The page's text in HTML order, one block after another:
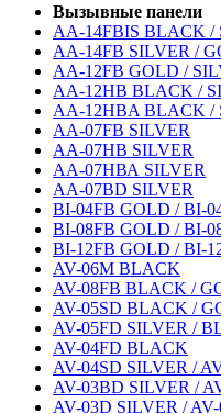
Вызывные панели
AA-14FBIS BLACK /
AA-14FB SILVER /
AA-12FB GOLD /
AA-12HB BLACK /
AA-12HBA BLACK /
AA-07FB SILVER
AA-07HB SILVER
AA-07НВА SILVER
AA-07BD SILVER
BI-04FB GOLD / BI-
BI-08FB GOLD / BI-
BI-12FB GOLD / BI-
AV-06M BLACK
AV-08FB BLACK /
AV-05SD BLACK /
AV-05FD SILVER /
AV-04FD BLACK
AV-04SD SILVER /
AV-03BD SILVER /
AV-03D SILVER /